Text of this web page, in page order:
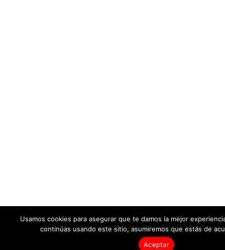
Usamos cookies para asegurar que te damos la mejor
continúas usando este sitio, asumiremos que estás de
Aceptar